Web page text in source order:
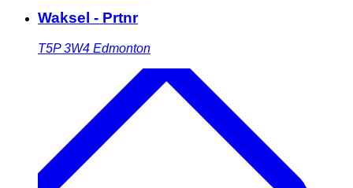
Waksel - Prtnr
T5P 3W4 Edmonton